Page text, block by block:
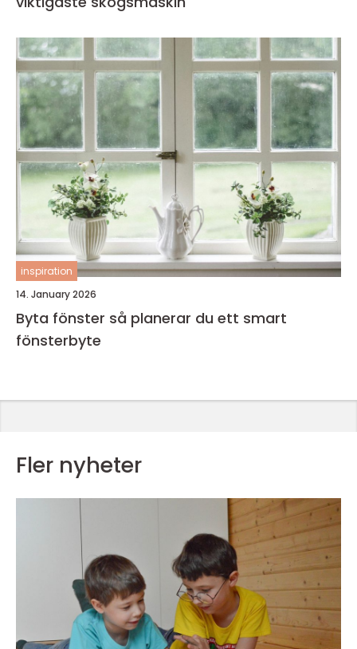
inspiration
14. January 2026
Byta fönster så planerar du ett smart
fönsterbyte
Fler nyheter